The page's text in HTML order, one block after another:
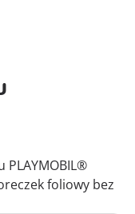
foliowy bez